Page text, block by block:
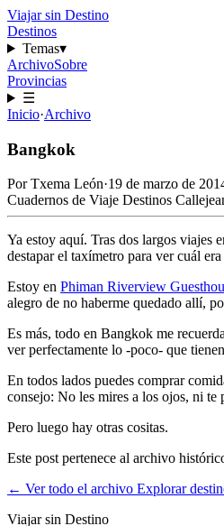
Viajar sin Destino
Destinos
Temas▾
ArchivoSobre
Provincias
☰
Inicio·Archivo
Bangkok
PorTxema León·19 de marzo de
Cuadernos de Viaje Destinos
Ya estoy aquí. Tras dos largos viajes
destapar el taxímetro para ver cuál
Estoy en Phiman Riverview
alegro de no haberme quedado allí,
Es más, todo en Bangkok me
ver perfectamente lo -poco- que
En todos lados puedes comprar
consejo: No les mires a los ojos, ni te
Pero luego hay otras cositas.
Este post pertenece al archivo
← Ver todo el archivo Explorar
Viajar sin Destino